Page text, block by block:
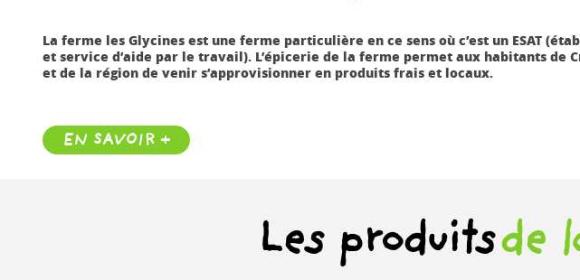
La ferme les Glycines est une ferme particulière en ce sens où c’est un ESAT
et service d’aide par le travail). L’épicerie de la ferme permet aux habitants de
et de la région de venir s’approvisionner en produits frais et locaux.
EN SAVOIR +
Les produitsde